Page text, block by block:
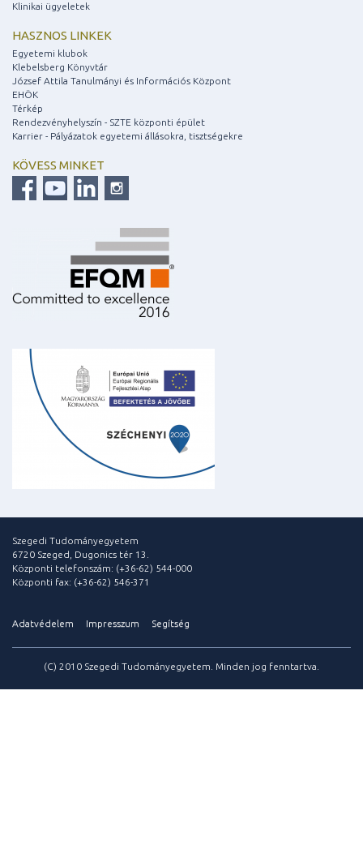
Klinikai ügyeletek
HASZNOS LINKEK
Egyetemi klubok
Klebelsberg Könyvtár
József Attila Tanulmányi és Információs Központ
EHÖK
Térkép
Rendezvényhelyszín - SZTE központi épület
Karrier - Pályázatok egyetemi állásokra, tisztségekre
KÖVESS MINKET
Szegedi Tudományegyetem
6720 Szeged, Dugonics tér 13.
Központi telefonszám: (+36-62) 544-000
Központi fax: (+36-62) 546-371
Adatvédelem Impresszum Segítség
(C) 2010 Szegedi Tudományegyetem. Minden jog fenntartva.